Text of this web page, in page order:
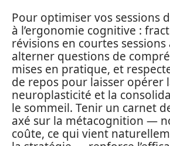
Pour optimiser vos sessions
à l’ergonomie cognitive :
révisions en courtes sessions
alterner questions de
mises en pratique, et
de repos pour laisser opérer
neuroplasticité et la
le sommeil. Tenir un carnet
axé sur la métacognition —
coûte, ce qui vient